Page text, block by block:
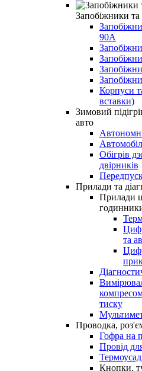
Запобіжники
90А
Корпуси
вставки)
Зимовий
авто
Автономні
Обігрів
двірників
Прилади та
Прилади
та
тиску
Проводка,
Гофра на
Провід
Кнопки,